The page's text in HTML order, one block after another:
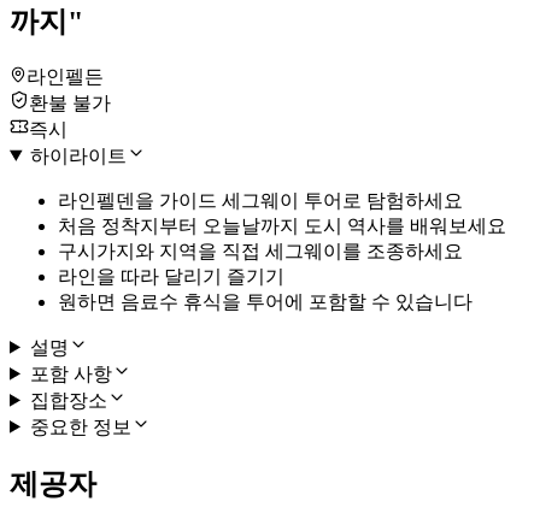
까지"
라인펠든
환불 불가
즉시
하이라이트
라인펠덴을 가이드 세그웨이 투어로 탐험하세요
처음 정착지부터 오늘날까지 도시 역사를 배워보세요
구시가지와 지역을 직접 세그웨이를 조종하세요
라인을 따라 달리기 즐기기
원하면 음료수 휴식을 투어에 포함할 수 있습니다
설명
포함 사항
집합장소
중요한 정보
제공자